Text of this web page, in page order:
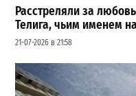
Расстреляли за
Телига, чьим именем
21-07-2026 в 21:58